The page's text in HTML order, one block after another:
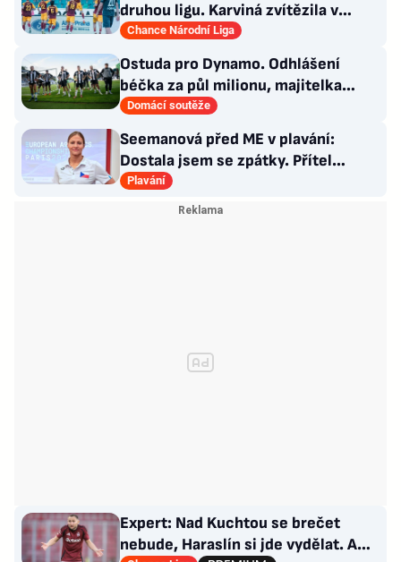
druhou ligu. Karviná zvítězila v
Prostějově, remíza Ústí
Chance Národní Liga
Ostuda pro Dynamo. Odhlášení
béčka za půl milionu, majitelka
odmítla nabídku kraje
Domácí soutěže
Seemanová před ME v plavání:
Dostala jsem se zpátky. Přítel
Choupenitch? Motivuje mě
Plavání
Expert: Nad Kuchtou se brečet
nebude, Haraslín si jde vydělat. A